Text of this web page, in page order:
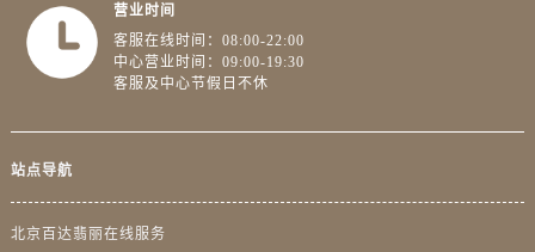
营业时间
客服在线时间：08:00-22:00
中心营业时间：09:00-19:30
客服及中心节假日不休
站点导航
北京百达翡丽在线服务